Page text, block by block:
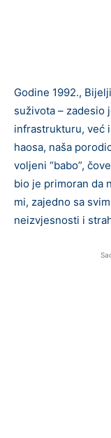
Godine 1992.,
suživota – zadesio
infrastrukturu, već
haosa, naša
voljeni “babo”,
bio je primoran da
mi, zajedno sa
neizvjesnosti i